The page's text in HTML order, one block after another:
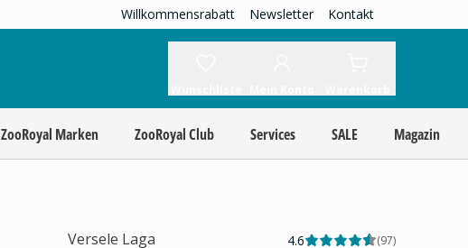
Willkommensrabatt Newsletter Kontakt
ZooRoyal Marken ZooRoyal Club Services SALE Magazin
Versele Laga 4.6 (97)